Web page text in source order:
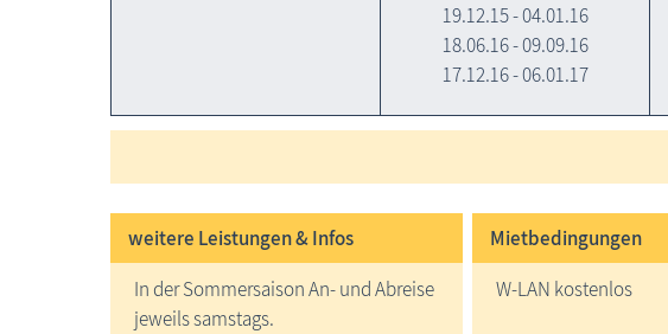
19.12.15 - 04.01.16
18.06.16 - 09.09.16
17.12.16 - 06.01.17
weitere Leistungen & Infos
In der Sommersaison An- und Abreise
jeweils samstags.
Mietbedingungen
W-LAN kostenlos